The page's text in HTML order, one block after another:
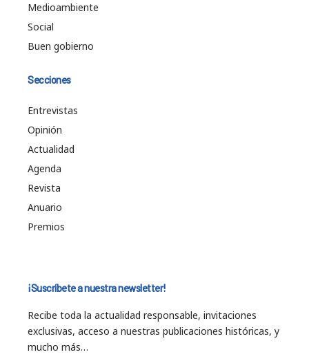
Medioambiente
Social
Buen gobierno
Secciones
Entrevistas
Opinión
Actualidad
Agenda
Revista
Anuario
Premios
¡Suscríbete a nuestra newsletter!
Recibe toda la actualidad responsable, invitaciones
exclusivas, acceso a nuestras publicaciones históricas, y
mucho más…